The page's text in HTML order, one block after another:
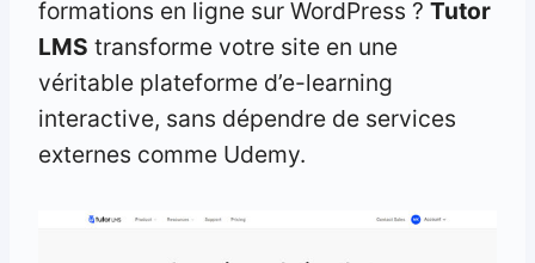
formations en ligne sur WordPress ? Tutor
LMS transforme votre site en une
véritable plateforme d’e-learning
interactive, sans dépendre de services
externes comme Udemy.